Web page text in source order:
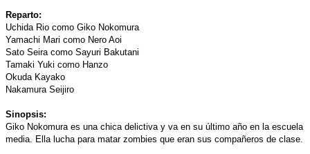
Reparto:
Uchida Rio como Giko Nokomura
Yamachi Mari como Nero Aoi
Sato Seira como Sayuri Bakutani
Tamaki Yuki como Hanzo
Okuda Kayako
Nakamura Seijiro
Sinopsis:
Giko Nokomura es una chica delictiva y va en su último año en la escuela
media. Ella lucha para matar zombies que eran sus compañeros de clase.